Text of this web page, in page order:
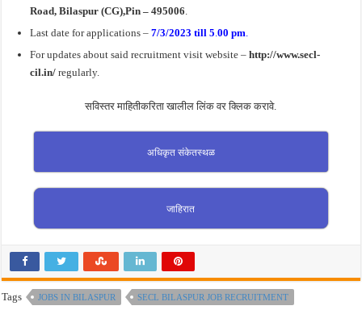
Road, Bilaspur (CG),Pin – 495006
Last date for applications –7/3/2023 till 5 .00 pm
For updates about said recruitment visit website –http://www.secl-
cil.in/ regularly.
सविस्तर माहितीकरिता खालील लिंक वर क्लिक करावे.
अधिकृत संकेतस्थळ
जाहिरात
Tags JOBS IN BILASPUR SECL BILASPUR JOB RECRUITMENT